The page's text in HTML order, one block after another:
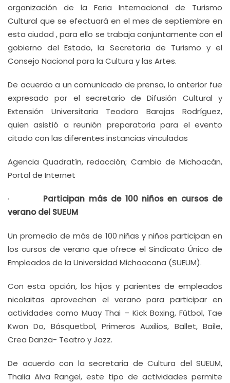
organización de la Feria Internacional de Turismo
Cultural que se efectuará en el mes de septiembre en
esta ciudad , para ello se trabaja conjuntamente con el
gobierno del Estado, la Secretaría de Turismo y el
Consejo Nacional para la Cultura y las Artes.
De acuerdo a un comunicado de prensa, lo anterior fue
expresado por el secretario de Difusión Cultural y
Extensión Universitaria Teodoro Barajas Rodríguez,
quien asistió a reunión preparatoria para el evento
citado con las diferentes instancias vinculadas
Agencia Quadratín, redacción; Cambio de Michoacán,
Portal de Internet
· Participan más de 100 niños en cursos de
verano del SUEUM
Un promedio de más de 100 niñas y niños participan en
los cursos de verano que ofrece el Sindicato Único de
Empleados de la Universidad Michoacana (SUEUM).
Con esta opción, los hijos y parientes de empleados
nicolaitas aprovechan el verano para participar en
actividades como Muay Thai – Kick Boxing, Fútbol, Tae
Kwon Do, Básquetbol, Primeros Auxilios, Ballet, Baile,
Crea Danza- Teatro y Jazz.
De acuerdo con la secretaria de Cultura del SUEUM,
Thalia Alva Rangel, este tipo de actividades permite